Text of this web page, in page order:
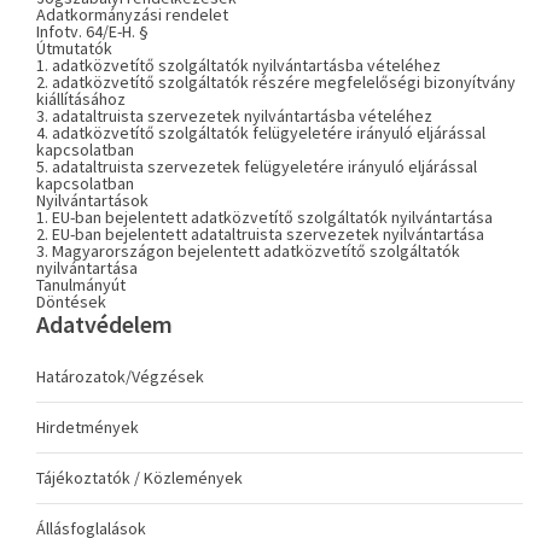
Adatkormányzási rendelet
Infotv. 64/E-H. §
Útmutatók
1. adatközvetítő szolgáltatók nyilvántartásba vételéhez
2. adatközvetítő szolgáltatók részére megfelelőségi bizonyítvány
kiállításához
3. adataltruista szervezetek nyilvántartásba vételéhez
4. adatközvetítő szolgáltatók felügyeletére irányuló eljárással
kapcsolatban
5. adataltruista szervezetek felügyeletére irányuló eljárással
kapcsolatban
Nyilvántartások
1. EU-ban bejelentett adatközvetítő szolgáltatók nyilvántartása
2. EU-ban bejelentett adataltruista szervezetek nyilvántartása
3. Magyarországon bejelentett adatközvetítő szolgáltatók
nyilvántartása
Tanulmányút
Döntések
Adatvédelem
Határozatok/Végzések
Hirdetmények
Tájékoztatók / Közlemények
Állásfoglalások